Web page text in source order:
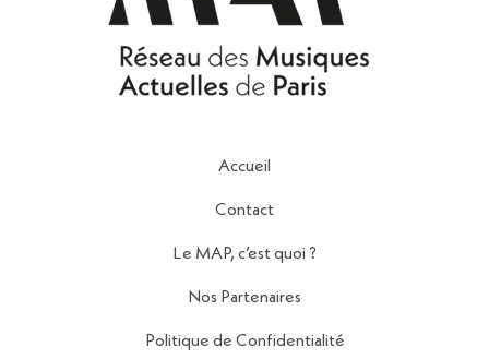
Accueil
Contact
Le MAP, c’est quoi ?
Nos Partenaires
Politique de Confidentialité